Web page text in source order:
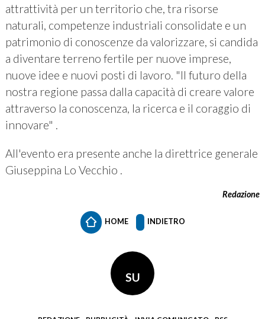
attrattività per un territorio che, tra risorse
naturali, competenze industriali consolidate e un
patrimonio di conoscenze da valorizzare, si candida
a diventare terreno fertile per nuove imprese,
nuove idee e nuovi posti di lavoro. "Il futuro della
nostra regione passa dalla capacità di creare valore
attraverso la conoscenza, la ricerca e il coraggio di
innovare" .
All'evento era presente anche la direttrice generale
Giuseppina Lo Vecchio .
Redazione
HOME INDIETRO
SU